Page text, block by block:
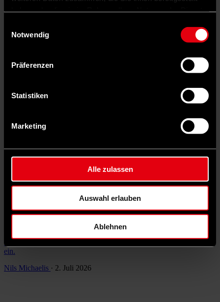
Notwendig
Präferenzen
Statistiken
Marketing
Alle zulassen
Auswahl erlauben
Ablehnen
©
Reformplan der Koalition: „Es geht zurück auf die Erfolgsspur“
Eine Reform der Reichensteuer, Entlastungen für kleine und mittlere
Einkommen und weniger Bürokratie: SPD und Union haben sich
Geschäftsführer der SPD-Bundestagsfraktion, ordnet die Ergebnisse
ein.
Nils Michaelis · 2. Juli 2026